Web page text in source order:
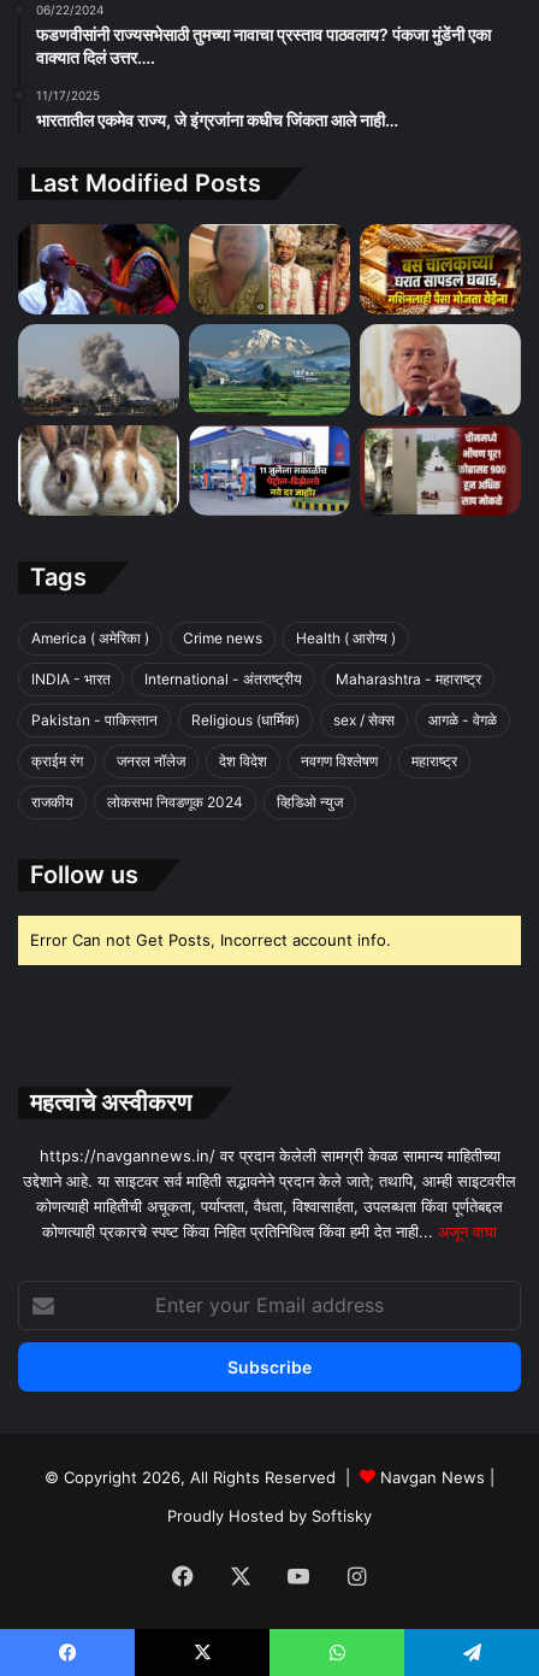
06/22/2024
फडणवीसांनी राज्यसभेसाठी तुमच्या नावाचा प्रस्ताव पाठवलाय? पंकजा मुंडेंनी एका
वाक्यात दिलं उत्तर….
11/17/2025
भारतातील एकमेव राज्य, जे इंग्रजांना कधीच जिंकता आले नाही…
Last Modified Posts
Tags
America ( अमेरिका ) Crime news Health ( आरोग्य )
INDIA - भारत International - अंतराष्ट्रीय Maharashtra - महाराष्ट्र
Pakistan - पाकिस्तान Religious (धार्मिक) sex / सेक्स आगळे - वेगळे
क्राईम रंग जनरल नॉलेज देश विदेश नवगण विश्लेषण महाराष्ट्र
राजकीय लोकसभा निवडणूक 2024 व्हिडिओ न्युज
Follow us
Error Can not Get Posts, Incorrect account info.
महत्वाचे अस्वीकरण
https://navgannews.in/ वर प्रदान केलेली सामग्री केवळ सामान्य माहितीच्या
उद्देशाने आहे. या साइटवर सर्व माहिती सद्भावनेने प्रदान केले जाते; तथापि, आम्ही साइटवरील
कोणत्याही माहितीची अचूकता, पर्याप्तता, वैधता, विश्वासार्हता, उपलब्धता किंवा पूर्णतेबद्दल
कोणत्याही प्रकारचे स्पष्ट किंवा निहित प्रतिनिधित्व किंवा हमी देत ​​नाही... अजून वाचा
your
Email
© Copyright 2026, All Rights Reserved | Navgan News
Proudly Hosted by Softisky
Facebook YouTubeInstagram